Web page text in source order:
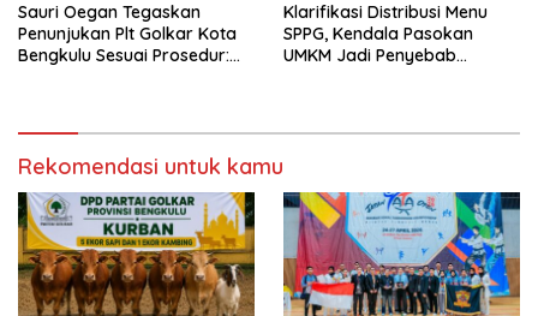
Sauri Oegan Tegaskan
Penunjukan Plt Golkar Kota
Bengkulu Sesuai Prosedur:
Klarifikasi Distribusi Menu
SPPG, Kendala Pasokan
UMKM Jadi Penyebab
Rekomendasi untuk kamu